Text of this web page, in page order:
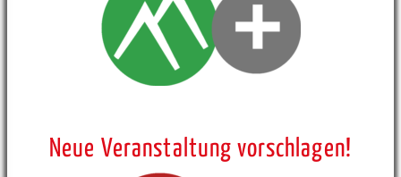
Neue Veranstaltung vorschlagen!